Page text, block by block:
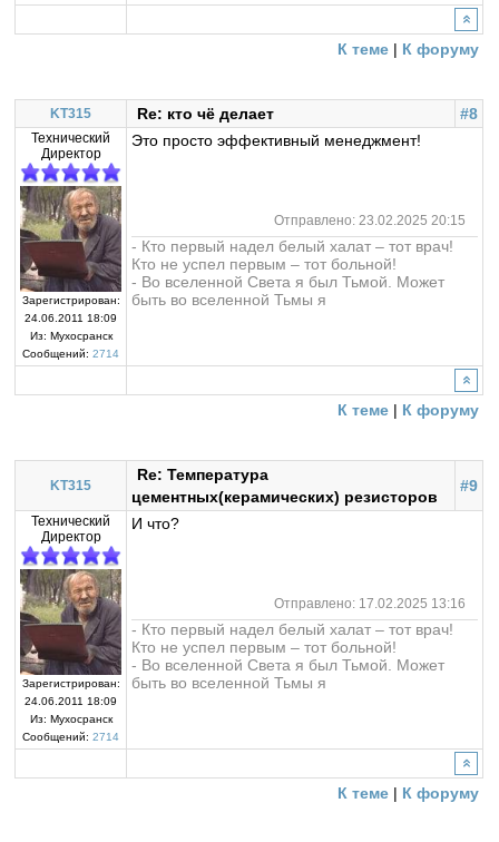
К теме | К форуму
KT315 Re: кто чё делает #8
Технический
Директор
Зарегистрирован:
24.06.2011 18:09
Из: Мухосранск
Сообщений: 2714
Это просто эффективный менеджмент!
Отправлено: 23.02.2025 20:15
- Кто первый надел белый халат – тот врач!
Кто не успел первым – тот больной!
- Во вселенной Света я был Тьмой. Может
быть во вселенной Тьмы я
К теме | К форуму
KT315
Re: Температура
цементных(керамических) резисторов
#9
Технический
Директор
Зарегистрирован:
24.06.2011 18:09
Из: Мухосранск
Сообщений: 2714
И что?
Отправлено: 17.02.2025 13:16
- Кто первый надел белый халат – тот врач!
Кто не успел первым – тот больной!
- Во вселенной Света я был Тьмой. Может
быть во вселенной Тьмы я
К теме | К форуму